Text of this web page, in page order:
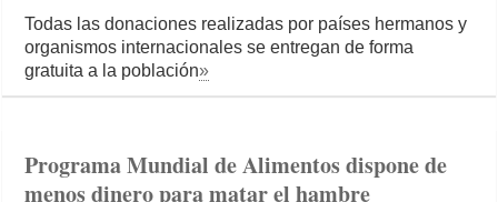
Todas las donaciones realizadas por países hermanos y
organismos internacionales se entregan de forma
gratuita a la población»
Programa Mundial de Alimentos dispone de
menos dinero para matar el hambre